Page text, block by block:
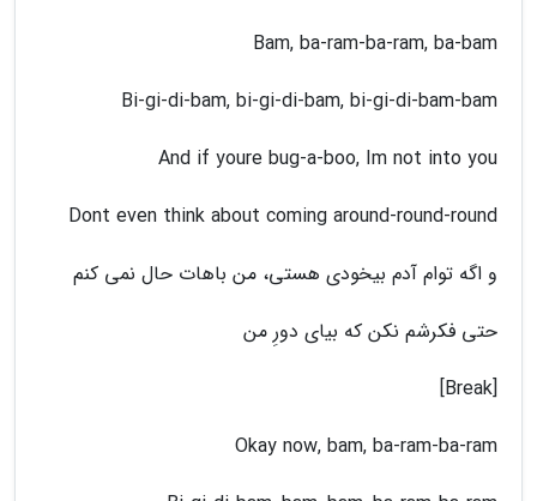
Bam, ba-ram-ba-ram, ba-bam
Bi-gi-di-bam, bi-gi-di-bam, bi-gi-di-bam-bam
And if youre bug-a-boo, Im not into you
Dont even think about coming around-round-round
و اگه توام آدم بیخودی هستی، من باهات حال نمی کنم
حتی فکرشم نکن که بیای دورِ من
[Break]
Okay now, bam, ba-ram-ba-ram